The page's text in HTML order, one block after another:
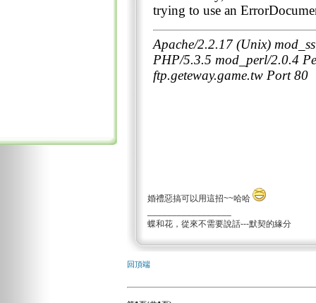
婚禮惡搞可以用這招~~哈哈
蝶和花，從來不需要說話---默契的緣分
回頂端